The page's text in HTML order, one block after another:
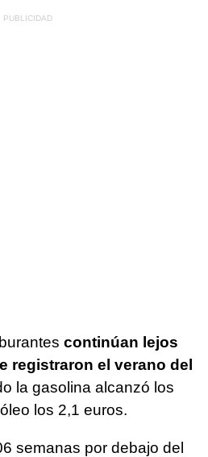
continúan lejos
registraron el verano del
la gasolina alcanzó los
los 2,1 euros.
semanas por debajo del